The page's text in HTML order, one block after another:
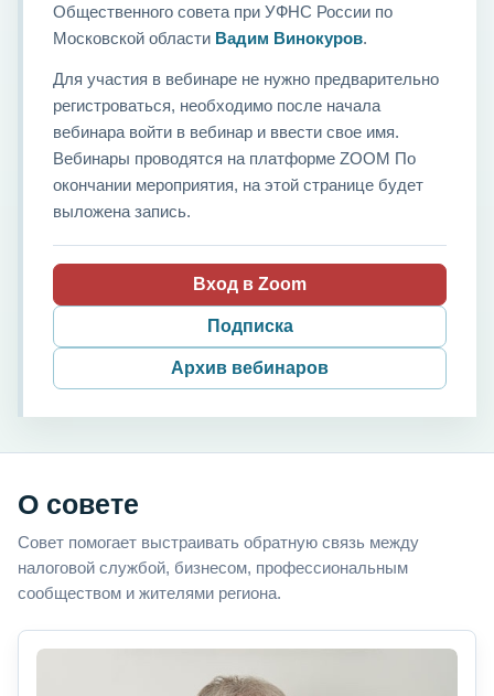
Общественного совета при УФНС России по
Московской области Вадим Винокуров.
Для участия в вебинаре не нужно предварительно
регистроваться, необходимо после начала
вебинара войти в вебинар и ввести свое имя.
Вебинары проводятся на платформе ZOOM По
окончании мероприятия, на этой странице будет
выложена запись.
Вход в Zoom
Подписка
Архив вебинаров
О совете
Совет помогает выстраивать обратную связь между
налоговой службой, бизнесом, профессиональным
сообществом и жителями региона.